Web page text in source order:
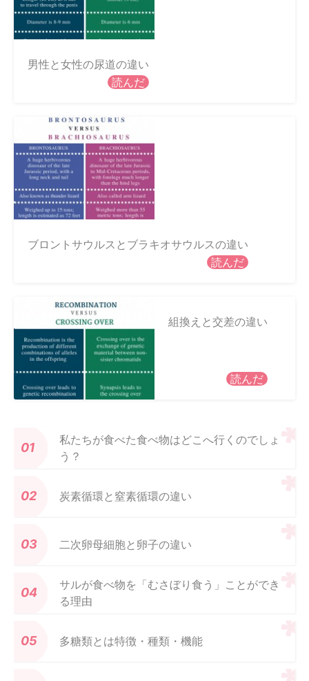
男性と女性の尿道の違い
読んだ
ブロントサウルスとブラキオサウルスの違い
読んだ
組換えと交差の違い
読んだ
私たちが食べた食べ物はどこへ行くのでしょ
う？
炭素循環と窒素循環の違い
二次卵母細胞と卵子の違い
サルが食べ物を「むさぼり食う」ことができ
る理由
多糖類とは特徴・種類・機能